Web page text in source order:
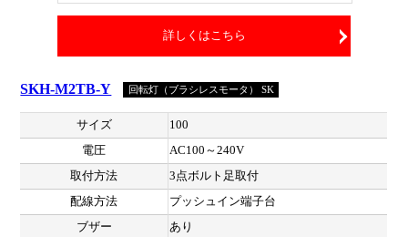
詳しくはこちら
SKH-M2TB-Y 回転灯（ブラシレスモータ） SK
サイズ
100
電圧
AC100～240V
取付方法
3点ボルト足取付
配線方法
プッシュイン端子台
ブザー
あり